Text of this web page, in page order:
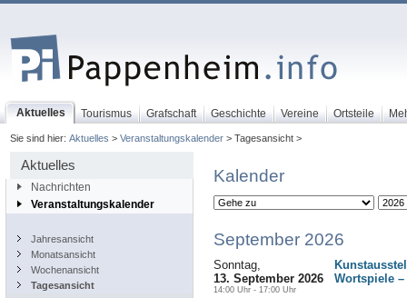
Aktuelles Tourismus Grafschaft Geschichte Vereine Ortsteile
Sie sind hier: Aktuelles > Veranstaltungskalender> Tagesansicht >
Aktuelles
Nachrichten
Veranstaltungskalender
Jahresansicht
Monatsansicht
Wochenansicht
Tagesansicht
Kalender
September 2026
Sonntag,
13. September 2026
14:00 Uhr - 17:00 Uhr
Wortspiele